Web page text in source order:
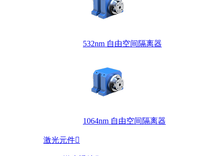
532nm 自由空间隔离器
1064nm 自由空间隔离器
激光元件